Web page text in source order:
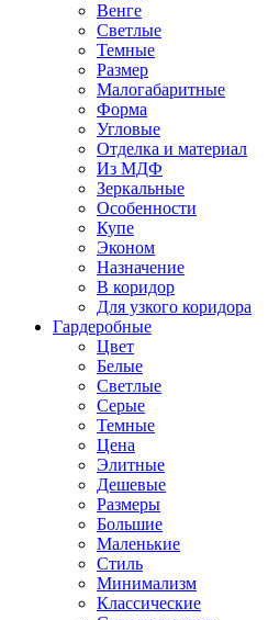
Венге
Светлые
Темные
Размер
Малогабаритные
Форма
Угловые
Отделка и материал
Из МДФ
Зеркальные
Особенности
Купе
Эконом
Назначение
В коридор
Для узкого коридора
Гардеробные
Цвет
Белые
Светлые
Серые
Темные
Цена
Элитные
Дешевые
Размеры
Большие
Маленькие
Стиль
Минимализм
Классические